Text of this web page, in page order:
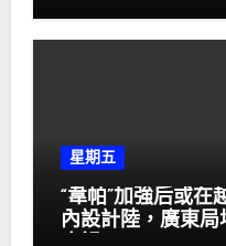
星期五
“韋帕”加強后或在
內設計陸，廣東